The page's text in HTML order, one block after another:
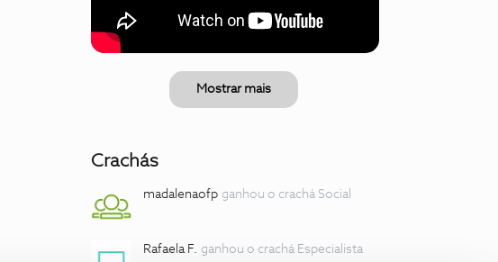
Mostrar mais
Crachás
madalenaofp ganhou o crachá Social
Rafaela F. ganhou o crachá Especialista